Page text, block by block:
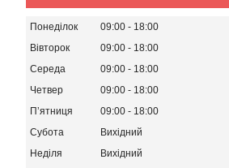
Понеділок 09:00
18:00
Вівторок
09:00
18:00
Середа
09:00
18:00
Четвер
09:00
18:00
Пʼятниця
09:00
18:00
Субота
Вихідний
Неділя
Вихідний